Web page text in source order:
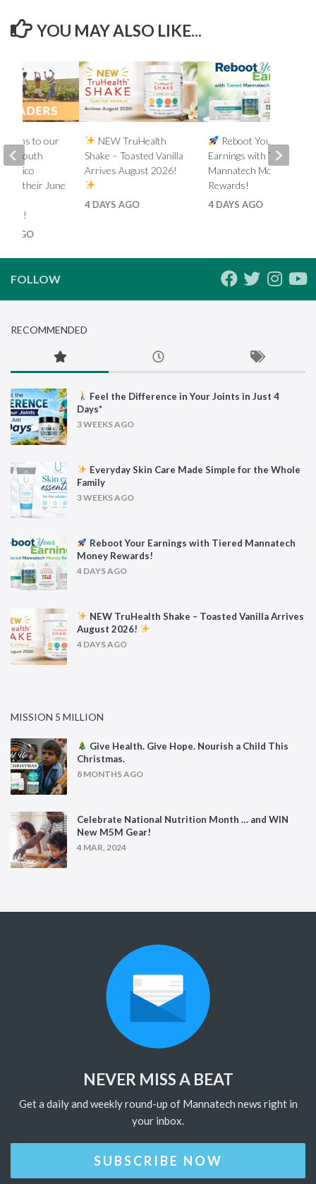
YOU MAY ALSO LIKE...
NEW TruHealth
Shake – Toasted Vanilla
Arrives August 2026!
4 DAYS AGO
Reboot Your
Earnings with Tiered
Mannatech Money
Rewards!
4 DAYS AGO
to our
South
Mexico
on their June
AGO
FOLLOW
RECOMMENDED
Feel the Difference in Your Joints in Just 4
Days*
3 WEEKS AGO
Everyday Skin Care Made Simple for the Whole
Family
3 WEEKS AGO
Reboot Your Earnings with Tiered Mannatech
Money Rewards!
4 DAYS AGO
NEW TruHealth Shake – Toasted Vanilla Arrives
August 2026!
4 DAYS AGO
MISSION 5 MILLION
Give Health. Give Hope. Nourish a Child This
Christmas.
8 MONTHS AGO
Celebrate National Nutrition Month … and WIN
New M5M Gear!
4 MAR, 2024
NEVER MISS A BEAT
Get a daily and weekly round-up of Mannatech news right in
your inbox.
SUBSCRIBE NOW